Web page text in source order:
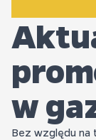
w
Bez względu na